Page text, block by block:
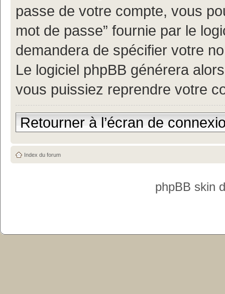
passe de votre compte, vous
mot de passe” fournie par le
demandera de spécifier votre
Le logiciel phpBB générera
vous puissiez reprendre votre
Retourner à l’écran de
Index du forum
phpBB skin